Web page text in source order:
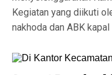
Kegiatan yang diikuti
nakhoda dan ABK kapal